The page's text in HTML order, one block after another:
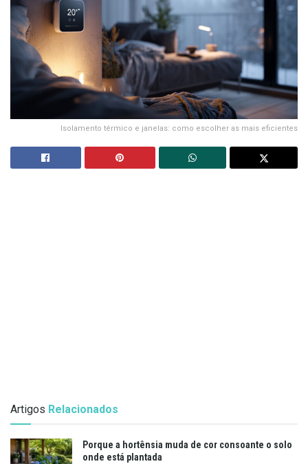
Isolamento térmico e janelas: como escolher as mais eficientes
Artigos Relacionados
Porque a hortênsia muda de cor consoante o solo
onde está plantada